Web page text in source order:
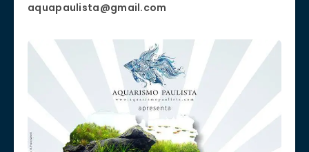
aquapaulista@gmail.com